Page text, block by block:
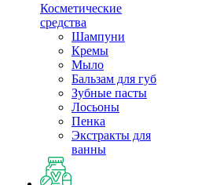
Косметические
средства
Шампуни
Кремы
Мыло
Бальзам для губ
Зубные пасты
Лосьоны
Пенка
Экстракты для
ванны